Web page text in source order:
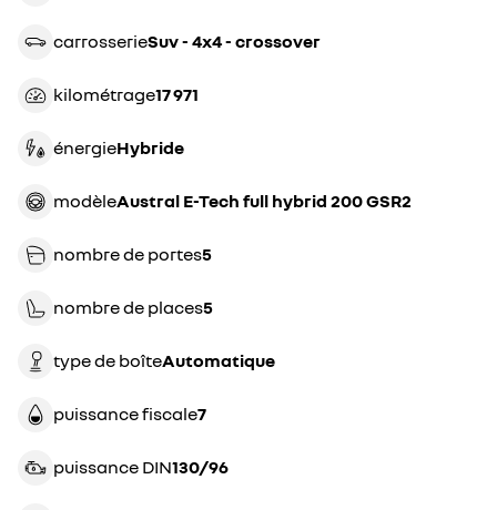
carrosserie suv - 4x4 - crossover
kilométrage 17 971
énergie hybride
modèle Austral E-Tech full hybrid 200 GSR2
nombre de portes5
nombre de places5
type de boîte automatique
puissance fiscale7
puissance DIN 130/96